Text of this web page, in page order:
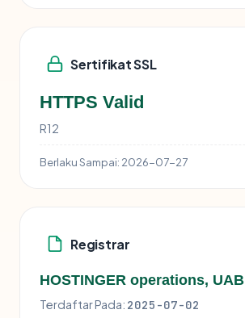
Sertifikat SSL
HTTPS Valid
R12
Berlaku Sampai: 2026-07-27
Registrar
HOSTINGER operations, UAB
Terdaftar Pada: 2025-07-02